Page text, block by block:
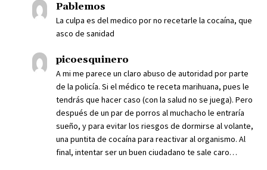
Pablemos
La culpa es del medico por no recetarle la cocaína, que
asco de sanidad
picoesquinero
A mi me parece un claro abuso de autoridad por parte
de la policía. Si el médico te receta marihuana, pues le
tendrás que hacer caso (con la salud no se juega). Pero
después de un par de porros al muchacho le entraría
sueño, y para evitar los riesgos de dormirse al volante,
una puntita de cocaína para reactivar al organismo. Al
final, intentar ser un buen ciudadano te sale caro…